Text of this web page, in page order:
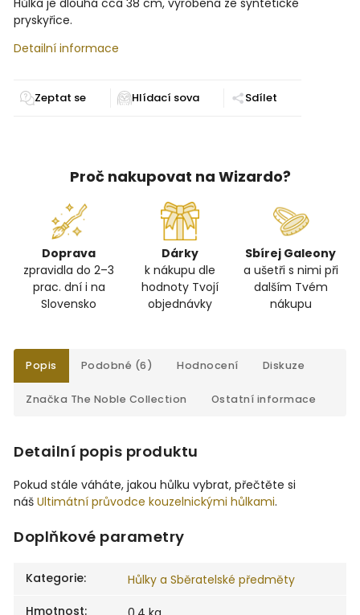
Hůlka je dlouhá cca 38 cm, vyrobena ze syntetické
pryskyřice.
Detailní informace
Zeptat se Sdílet
Proč nakupovat na Wizardo?
Doprava
zpravidla do 2–3
prac. dní i na
Slovensko
Dárky
k nákupu dle
hodnoty Tvojí
objednávky
Sbírej Galeony
a ušetři s nimi při
dalším Tvém
nákupu
Popis Podobné (6) Hodnocení Diskuze
Značka The Noble Collection Ostatní informace
Detailní popis produktu
Pokud stále váháte, jakou hůlku vybrat, přečtěte si
náš Ultimátní průvodce kouzelnickými hůlkami.
Doplňkové parametry
Kategorie:
Hůlky a Sběratelské předměty
Hmotnost: